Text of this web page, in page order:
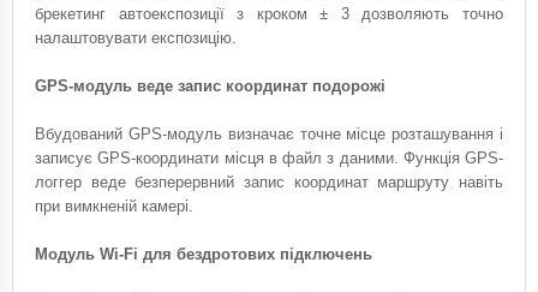
брекетинг автоекспозиції з кроком ± 3 дозволяють точно
налаштовувати експозицію.
GPS-модуль веде запис координат подорожі
Вбудований GPS-модуль визначає точне місце розташування і
записує GPS-координати місця в файл з даними. Функція GPS-
логгер веде безперервний запис координат маршруту навіть
при вимкненій камері.
Модуль Wi-Fi для бездротових підключень